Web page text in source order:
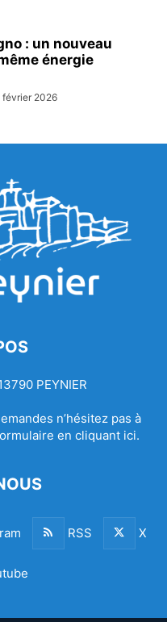
: un nouveau
énergie
février 2026
PEYNIER
n’hésitez pas à
en cliquant ici.
RSS X